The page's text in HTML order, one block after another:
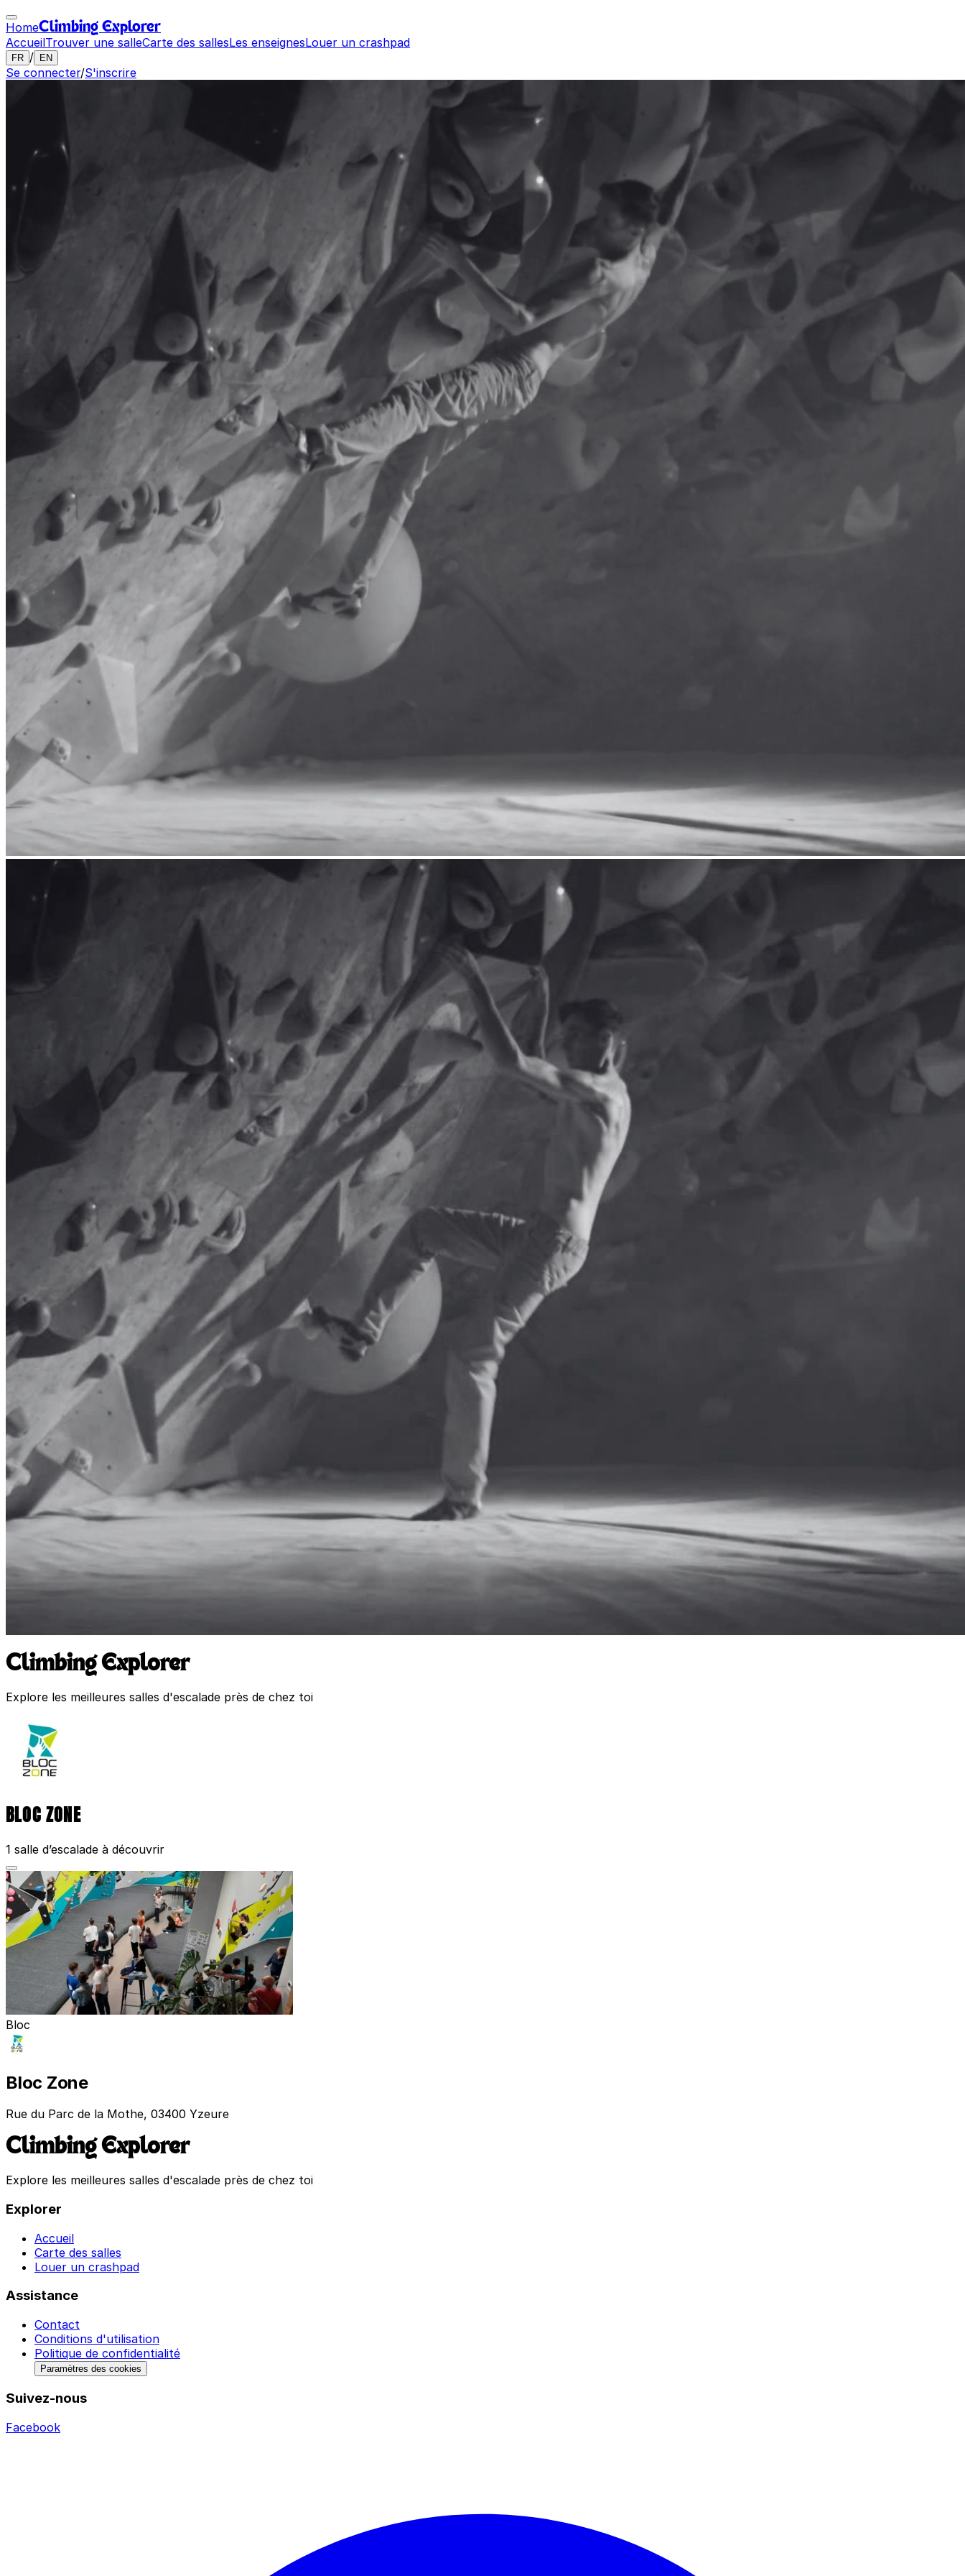
HomeClimbing Explorer
AccueilTrouver une salleCarte des sallesLes enseignesLouer un crashpad
FR / EN
Se connecter/S'inscrire
Climbing Explorer
Explore les meilleures salles d'escalade près de chez toi
BLOC ZONE
1 salle d’escalade à découvrir
Bloc
Bloc Zone
Rue du Parc de la Mothe, 03400 Yzeure
Climbing Explorer
Explore les meilleures salles d'escalade près de chez toi
Explorer
Accueil
Carte des salles
Louer un crashpad
Assistance
Contact
Conditions d'utilisation
Politique de confidentialité
Paramètres des cookies
Suivez-nous
Facebook